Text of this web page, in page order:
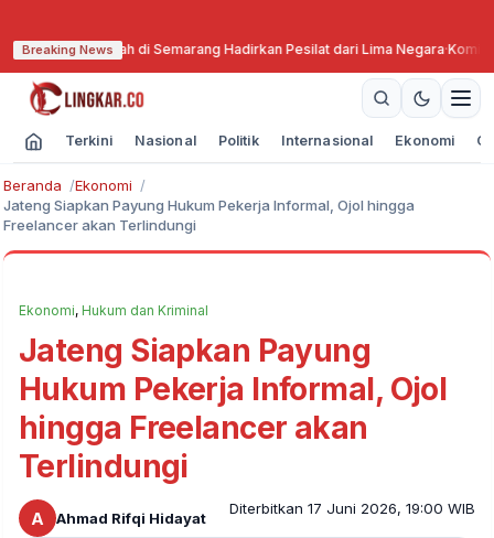
Breaking News
di Semarang Hadirkan Pesilat dari Lima Negara ·Komisi X DPR
Terkini Nasional Politik Internasional Ekonomi
Beranda
Ekonomi
Jateng Siapkan Payung Hukum Pekerja Informal, Ojol hingga
Freelancer akan Terlindungi
Ekonomi, Hukum dan Kriminal
Jateng Siapkan Payung
Hukum Pekerja Informal, Ojol
hingga Freelancer akan
Terlindungi
A Ahmad Rifqi Hidayat
Diterbitkan 17 Juni 2026, 19:00 WIB